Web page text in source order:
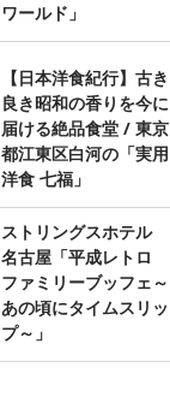
ワールド」
【日本洋食紀行】古き
良き昭和の香りを今に
届ける絶品食堂 / 東京
都江東区白河の「実用
洋食 七福」
ストリングスホテル
名古屋「平成レトロ
ファミリーブッフェ～
あの頃にタイムスリッ
プ～」